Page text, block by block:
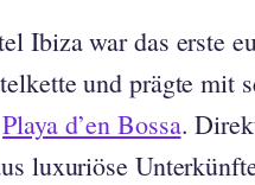
Ibiza war das erste
und prägte mit
Playa d’en Bossa.
luxuriöse